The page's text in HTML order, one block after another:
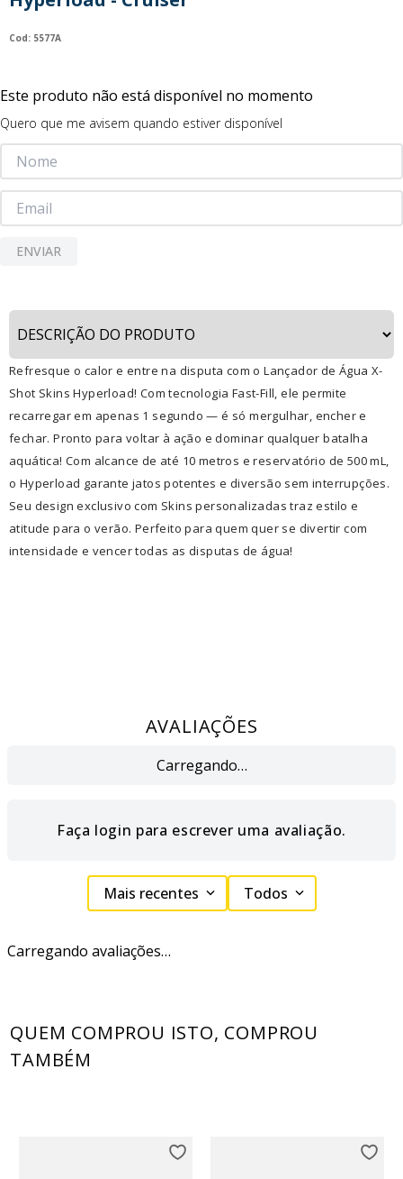
: 5577A
Este produto não está disponível no momento
Quero que me avisem quando estiver disponível
ENVIAR
Refresque o calor e entre na disputa com o Lançador de Água X-
Shot Skins Hyperload! Com tecnologia Fast-Fill, ele permite
recarregar em apenas 1 segundo — é só mergulhar, encher e
fechar. Pronto para voltar à ação e dominar qualquer batalha
aquática! Com alcance de até 10 metros e reservatório de 500 mL,
o Hyperload garante jatos potentes e diversão sem interrupções.
Seu design exclusivo com Skins personalizadas traz estilo e
atitude para o verão. Perfeito para quem quer se divertir com
intensidade e vencer todas as disputas de água!
AVALIAÇÕES
Carregando…
Faça login para escrever uma avaliação.
Mais recentes Todos
Carregando avaliações…
QUEM COMPROU ISTO, COMPROU
TAMBÉM